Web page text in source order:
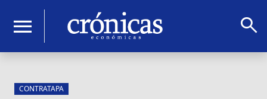
menu search
CONTRATAPA